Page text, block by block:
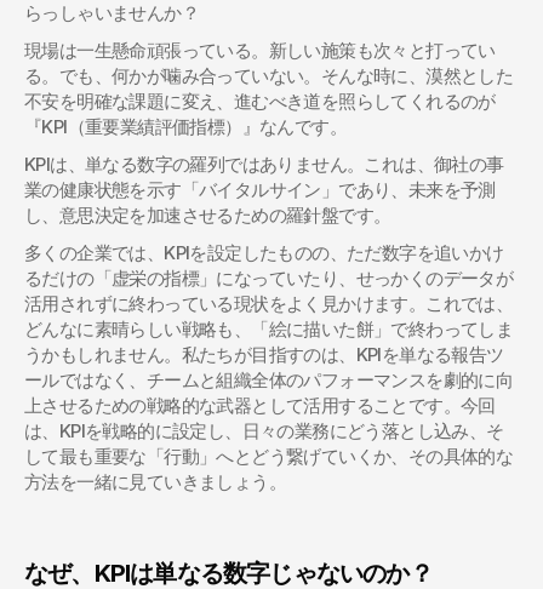
らっしゃいませんか？
現場は一生懸命頑張っている。新しい施策も次々と打ってい
る。でも、何かが噛み合っていない。そんな時に、漠然とした
不安を明確な課題に変え、進むべき道を照らしてくれるのが
『KPI（重要業績評価指標）』なんです。
KPIは、単なる数字の羅列ではありません。これは、御社の事
業の健康状態を示す「バイタルサイン」であり、未来を予測
し、意思決定を加速させるための羅針盤です。
多くの企業では、KPIを設定したものの、ただ数字を追いかけ
るだけの「虚栄の指標」になっていたり、せっかくのデータが
活用されずに終わっている現状をよく見かけます。これでは、
どんなに素晴らしい戦略も、「絵に描いた餅」で終わってしま
うかもしれません。私たちが目指すのは、KPIを単なる報告ツ
ールではなく、チームと組織全体のパフォーマンスを劇的に向
上させるための戦略的な武器として活用することです。今回
は、KPIを戦略的に設定し、日々の業務にどう落とし込み、そ
して最も重要な「行動」へとどう繋げていくか、その具体的な
方法を一緒に見ていきましょう。
なぜ、KPIは単なる数字じゃないのか？